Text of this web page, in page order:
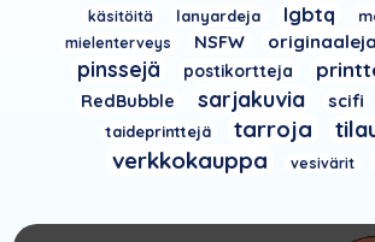
käsitöitä lanyardeja lgbtq
mielenterveys NSFW originaaleja
pinssejä postikortteja
RedBubble sarjakuvia scifi
taideprinttejä tarroja
verkkokauppa vesivärit